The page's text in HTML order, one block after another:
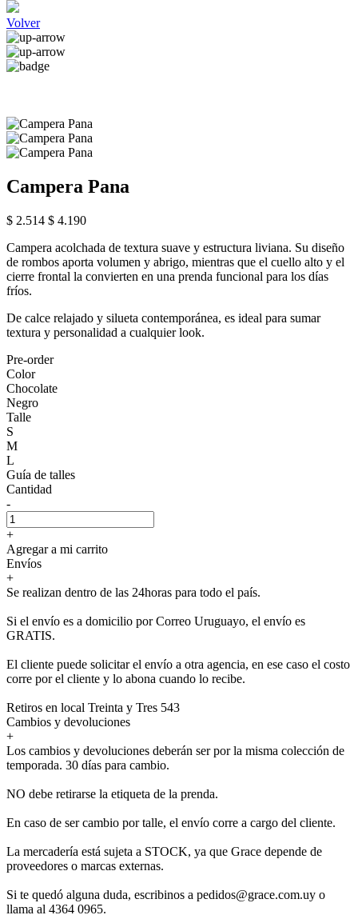
Volver
Campera Pana
$ 2.514 $ 4.190
Campera acolchada de textura suave y estructura liviana. Su diseño
de rombos aporta volumen y abrigo, mientras que el cuello alto y el
cierre frontal la convierten en una prenda funcional para los días
fríos.
De calce relajado y silueta contemporánea, es ideal para sumar
textura y personalidad a cualquier look.
Pre-order
Color
Chocolate
Negro
Talle
S
M
L
Guía de talles
Cantidad
-
+
Agregar a mi carrito
Envíos
+
Se realizan dentro de las 24horas para todo el país.
Si el envío es a domicilio por Correo Uruguayo, el envío es
GRATIS.
El cliente puede solicitar el envío a otra agencia, en ese caso el costo
corre por el cliente y lo abona cuando lo recibe.
Retiros en local Treinta y Tres 543
Cambios y devoluciones
+
Los cambios y devoluciones deberán ser por la misma colección de
temporada. 30 días para cambio.
NO debe retirarse la etiqueta de la prenda.
En caso de ser cambio por talle, el envío corre a cargo del cliente.
La mercadería está sujeta a STOCK, ya que Grace depende de
proveedores o marcas externas.
Si te quedó alguna duda, escribinos a pedidos@grace.com.uy o
llama al 4364 0965.